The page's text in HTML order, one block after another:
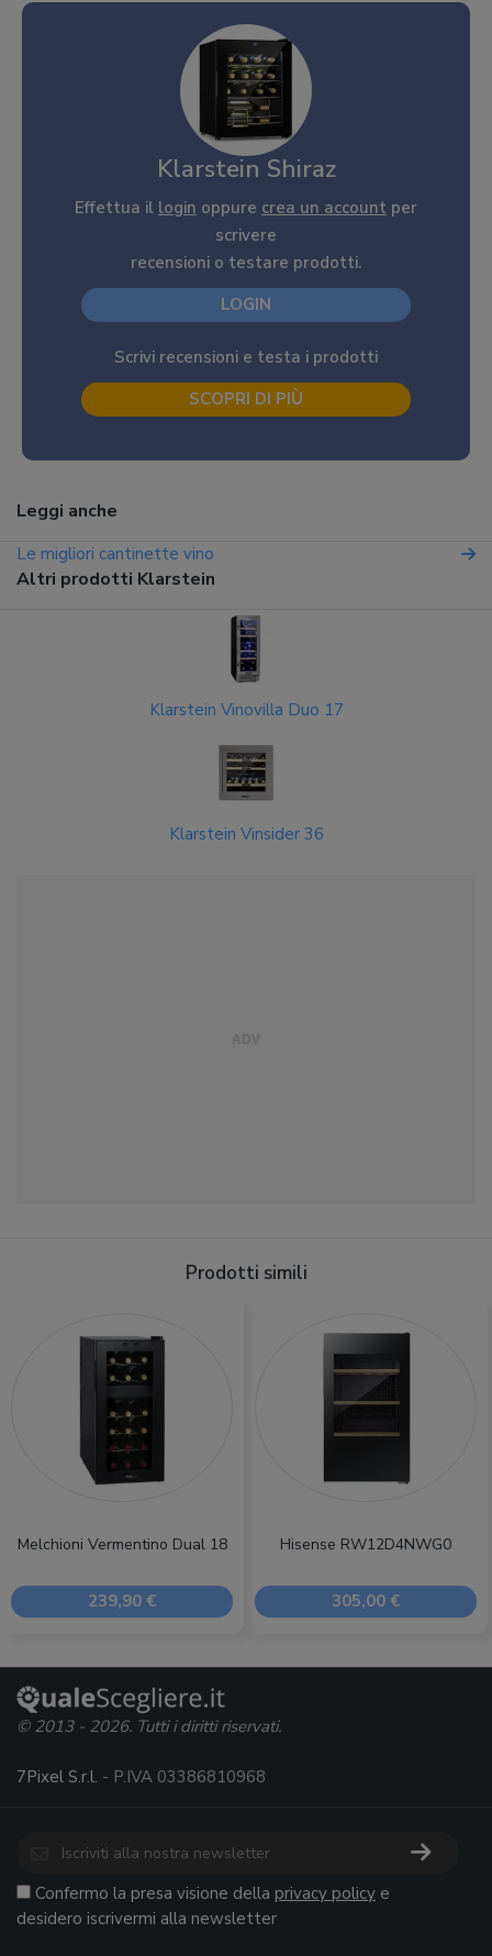
Klarstein Shiraz
Effettua il login oppure crea un account per
scrivere
recensioni o testare prodotti.
LOGIN
Scrivi recensioni e testa i prodotti
SCOPRI DI PIÙ
Leggi anche
Le migliori cantinette vino
Altri prodotti Klarstein
Klarstein Vinovilla Duo 17
Klarstein Vinsider 36
Prodotti simili
Melchioni Vermentino Dual 18
239,90 €
Hisense RW12D4NWG0
305,00 €
© 2013 - 2026. Tutti i diritti riservati.
7Pixel S.r.l. - P.IVA 03386810968
Confermo la presa visione della privacy policy e
desidero iscrivermi alla newsletter